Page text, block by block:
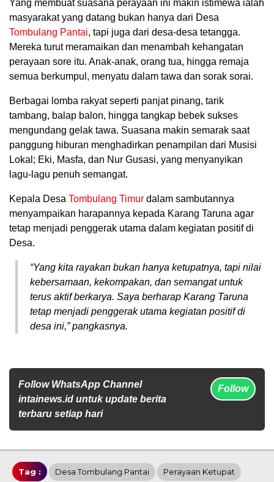
Yang membuat suasana perayaan ini makin istimewa ialah
masyarakat yang datang bukan hanya dari Desa
Tombulang Pantai, tapi juga dari desa-desa tetangga.
Mereka turut meramaikan dan menambah kehangatan
perayaan sore itu. Anak-anak, orang tua, hingga remaja
semua berkumpul, menyatu dalam tawa dan sorak sorai.
Berbagai lomba rakyat seperti panjat pinang, tarik
tambang, balap balon, hingga tangkap bebek sukses
mengundang gelak tawa. Suasana makin semarak saat
panggung hiburan menghadirkan penampilan dari Musisi
Lokal; Eki, Masfa, dan Nur Gusasi, yang menyanyikan
lagu-lagu penuh semangat.
Kepala Desa Tombulang Timur dalam sambutannya
menyampaikan harapannya kepada Karang Taruna agar
tetap menjadi penggerak utama dalam kegiatan positif di
Desa.
“Yang kita rayakan bukan hanya ketupatnya, tapi nilai
kebersamaan, kekompakan, dan semangat untuk
terus aktif berkarya. Saya berharap Karang Taruna
tetap menjadi penggerak utama kegiatan positif di
desa ini,” pangkasnya.
Follow WhatsApp Channel
intainews.id untuk update berita
terbaru setiap hari
Follow
Tag : Desa Tombulang Pantai Perayaan Ketupat